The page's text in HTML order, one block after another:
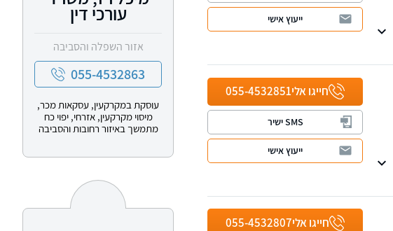
ייעוץ אישי
חייגו אלי055-4532851
SMS ישיר
ייעוץ אישי
חייגו אלי055-4532807
עורכי דין
אזור השפלה והסביבה
055-4532863
עוסקת במקרקעין, עסקאות מכר,
מיסוי מקרקעין, אזרחי, יפוי כח
מתמשך באיזור רחובות והסביבה